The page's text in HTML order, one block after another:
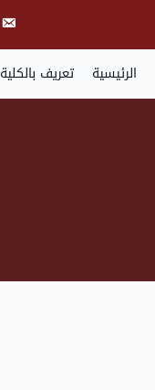
الرئيسية
تعريف بالكلية